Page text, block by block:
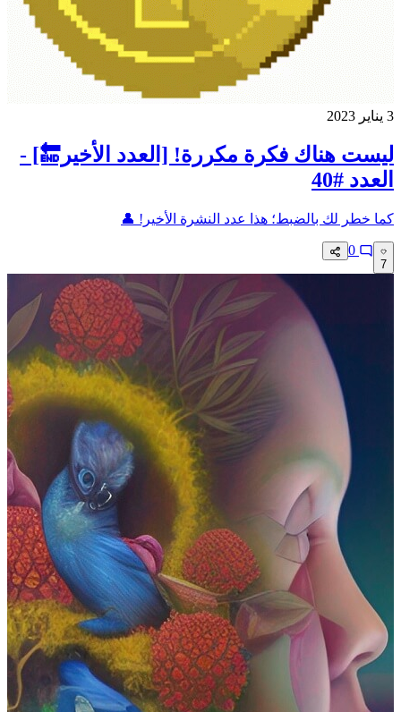
3 يناير 2023
ليست هناك فكرة مكررة! [العدد الأخير🔚] -
العدد #40
كما خطر لك بالضبط؛ هذا عدد النشرة الأخير! 👤
7